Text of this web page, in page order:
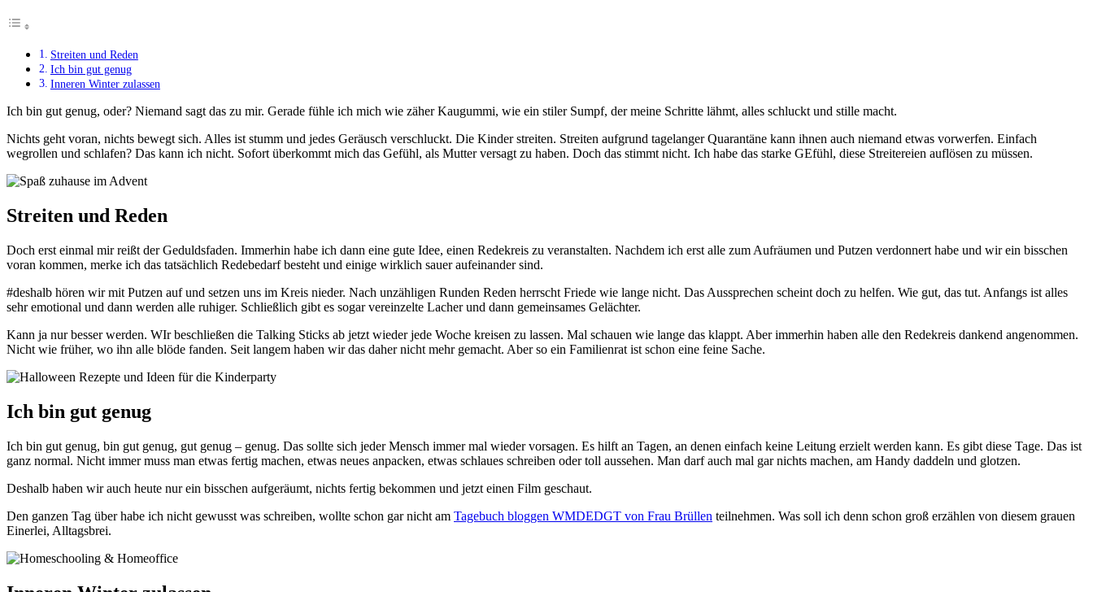
Streiten und Reden
Ich bin gut genug
Inneren Winter zulassen
Ich bin gut genug, oder? Niemand sagt das zu mir. Gerade fühle ich mich wie zäher Kaugummi, wie ein stiler Sumpf, der meine Schritte lähmt, alles schluckt und stille macht.
Nichts geht voran, nichts bewegt sich. Alles ist stumm und jedes Geräusch verschluckt. Die Kinder streiten. Streiten aufgrund tagelanger Quarantäne kann ihnen auch niemand etwas vorwerfen. Einfach
wegrollen und schlafen? Das kann ich nicht. Sofort überkommt mich das Gefühl, als Mutter versagt zu haben. Doch das stimmt nicht. Ich habe das starke GEfühl, diese Streitereien auflösen zu müssen.
Streiten und Reden
Doch erst einmal mir reißt der Geduldsfaden. Immerhin habe ich dann eine gute Idee, einen Redekreis zu veranstalten. Nachdem ich erst alle zum Aufräumen und Putzen verdonnert habe und wir ein bisschen
voran kommen, merke ich das tatsächlich Redebedarf besteht und einige wirklich sauer aufeinander sind.
#deshalb hören wir mit Putzen auf und setzen uns im Kreis nieder. Nach unzähligen Runden Reden herrscht Friede wie lange nicht. Das Aussprechen scheint doch zu helfen. Wie gut, das tut. Anfangs ist alles
sehr emotional und dann werden alle ruhiger. Schließlich gibt es sogar vereinzelte Lacher und dann gemeinsames Gelächter.
Kann ja nur besser werden. WIr beschließen die Talking Sticks ab jetzt wieder jede Woche kreisen zu lassen. Mal schauen wie lange das klappt. Aber immerhin haben alle den Redekreis dankend angenommen.
Nicht wie früher, wo ihn alle blöde fanden. Seit langem haben wir das daher nicht mehr gemacht. Aber so ein Familienrat ist schon eine feine Sache.
Ich bin gut genug
Ich bin gut genug, bin gut genug, gut genug – genug. Das sollte sich jeder Mensch immer mal wieder vorsagen. Es hilft an Tagen, an denen einfach keine Leitung erzielt werden kann. Es gibt diese Tage. Das ist
ganz normal. Nicht immer muss man etwas fertig machen, etwas neues anpacken, etwas schlaues schreiben oder toll aussehen. Man darf auch mal gar nichts machen, am Handy daddeln und glotzen.
Deshalb haben wir auch heute nur ein bisschen aufgeräumt, nichts fertig bekommen und jetzt einen Film geschaut.
Den ganzen Tag über habe ich nicht gewusst was schreiben, wollte schon gar nicht am Tagebuch bloggen WMDEDGT von Frau Brüllen teilnehmen. Was soll ich denn schon groß erzählen von diesem grauen
Einerlei, Alltagsbrei.